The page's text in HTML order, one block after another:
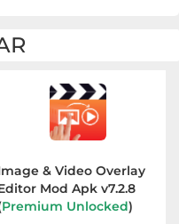
& Video Overlay
Mod Apk v7.2.8
Premium Unlocked)